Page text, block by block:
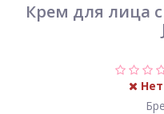
Крем для лица